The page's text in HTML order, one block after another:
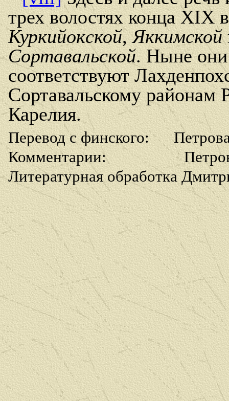
трех волостях конца XIX
Куркийокcкой,Яккимcкой
Сортавальcкой. Ныне они
соответствуют
Сортавальскому районам
Карелия.
Перевод с финского:
Комментарии:Петров
Литературная обработка